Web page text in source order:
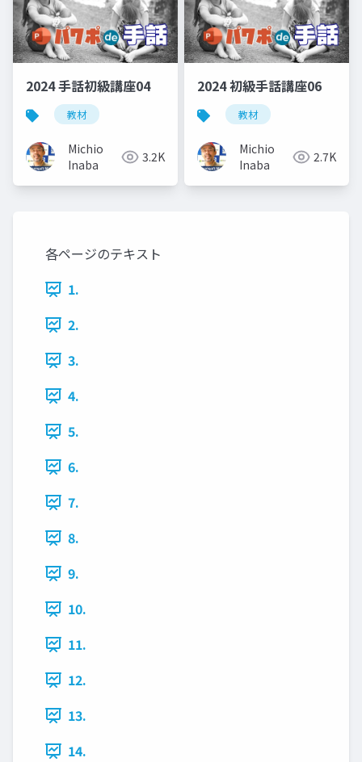
2024 手話初級講座04
教材
Michio
Inaba
3.2K
2024 初級手話講座06
教材
Michio
Inaba
2.7K
各ページのテキスト
1.
2.
3.
4.
5.
6.
7.
8.
9.
10.
11.
12.
13.
14.